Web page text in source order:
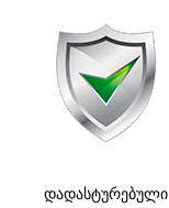
დადასტურებული